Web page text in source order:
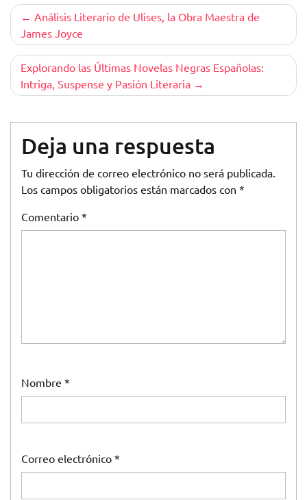
Navegación
de
entradas
Análisis Literario de Ulises, la Obra Maestra de
James Joyce
Explorando las Últimas Novelas Negras Españolas:
Intriga, Suspense y Pasión Literaria
Deja una respuesta
Tu dirección de correo electrónico no será publicada.
Los campos obligatorios están marcados con *
Comentario *
Nombre *
Correo electrónico *